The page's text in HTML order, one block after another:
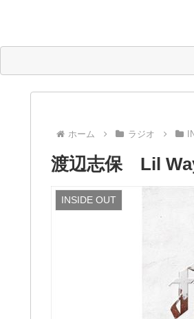
ホーム ラジオ
渡辺志保 Lil
INSIDE OUT